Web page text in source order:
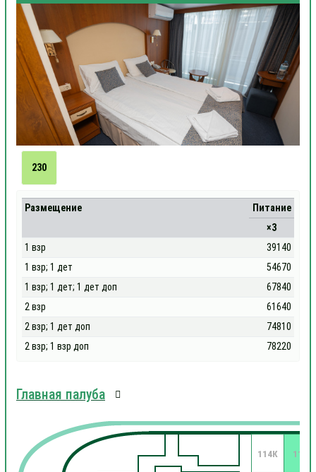
230
Размещение
Питание
×3
1 взр
39140
1 взр; 1 дет
54670
1 взр; 1 дет; 1 дет доп
67840
2 взр
61640
2 взр; 1 дет доп
74810
2 взр; 1 взр доп
78220
Главная палуба
112
114К